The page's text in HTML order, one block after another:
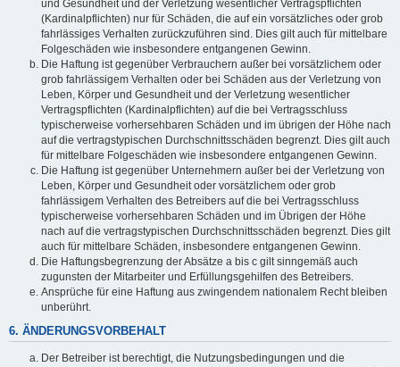
und Gesundheit und der Verletzung wesentlicher Vertragspflichten
(Kardinalpflichten) nur für Schäden, die auf ein vorsätzliches oder grob
fahrlässiges Verhalten zurückzuführen sind. Dies gilt auch für mittelbare
Folgeschäden wie insbesondere entgangenen Gewinn.
Die Haftung ist gegenüber Verbrauchern außer bei vorsätzlichem oder
grob fahrlässigem Verhalten oder bei Schäden aus der Verletzung von
Leben, Körper und Gesundheit und der Verletzung wesentlicher
Vertragspflichten (Kardinalpflichten) auf die bei Vertragsschluss
typischerweise vorhersehbaren Schäden und im übrigen der Höhe nach
auf die vertragstypischen Durchschnittsschäden begrenzt. Dies gilt auch
für mittelbare Folgeschäden wie insbesondere entgangenen Gewinn.
Die Haftung ist gegenüber Unternehmern außer bei der Verletzung von
Leben, Körper und Gesundheit oder vorsätzlichem oder grob
fahrlässigem Verhalten des Betreibers auf die bei Vertragsschluss
typischerweise vorhersehbaren Schäden und im Übrigen der Höhe
nach auf die vertragstypischen Durchschnittsschäden begrenzt. Dies gilt
auch für mittelbare Schäden, insbesondere entgangenen Gewinn.
Die Haftungsbegrenzung der Absätze a bis c gilt sinngemäß auch
zugunsten der Mitarbeiter und Erfüllungsgehilfen des Betreibers.
Ansprüche für eine Haftung aus zwingendem nationalem Recht bleiben
unberührt.
6. ÄNDERUNGSVORBEHALT
Der Betreiber ist berechtigt, die Nutzungsbedingungen und die